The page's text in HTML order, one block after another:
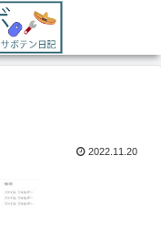
2022.11.20